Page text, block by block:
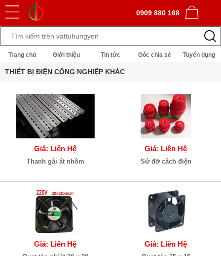
0909 880 168
Trang chủ Giới thiệu Tin tức Góc chia sẻ Tuyển dụng
THIẾT BỊ ĐIỆN CÔNG NGHIỆP KHÁC
Giá: Liên Hệ
Thanh gài át nhôm
Giá: Liên Hệ
Sứ đỡ cách điện
Giá: Liên Hệ Giá: Liên Hệ